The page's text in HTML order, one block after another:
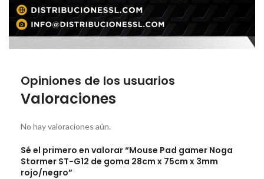
Opiniones de los usuarios
Valoraciones
No hay valoraciones aún.
Sé el primero en valorar “Mouse Pad gamer Noga
Stormer ST-G12 de goma 28cm x 75cm x 3mm
rojo/negro”